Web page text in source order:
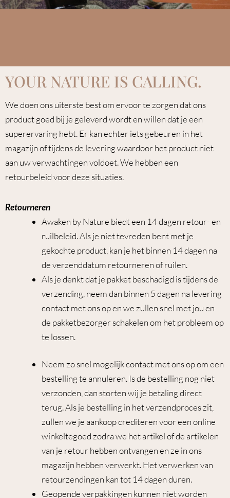
YOUR NATURE IS CALLING. ​
We doen ons uiterste best om ervoor te zorgen dat ons
product goed bij je geleverd wordt en willen dat je een
superervaring hebt. Er kan echter iets gebeuren in het
magazijn of tijdens de levering waardoor het product niet
aan uw verwachtingen voldoet. We hebben een
retourbeleid voor deze situaties.
Retourneren
Awaken by Nature biedt een 14 dagen retour- en
ruilbeleid. Als je niet tevreden bent met je
gekochte product, kan je het binnen 14 dagen na
de verzenddatum retourneren of ruilen.
Als je denkt dat je pakket beschadigd is tijdens de
verzending, neem dan binnen 5 dagen na levering
contact met ons op en we zullen snel met jou en
de pakketbezorger schakelen om het probleem op
te lossen.
Neem zo snel mogelijk contact met ons op om een
bestelling te annuleren. Is de bestelling nog niet
verzonden, dan storten wij je betaling direct
terug. Als je bestelling in het verzendproces zit,
zullen we je aankoop crediteren voor een online
winkeltegoed zodra we het artikel of de artikelen
van je retour hebben ontvangen en ze in ons
magazijn hebben verwerkt. Het verwerken van
retourzendingen kan tot 14 dagen duren.
Geopende verpakkingen kunnen niet worden